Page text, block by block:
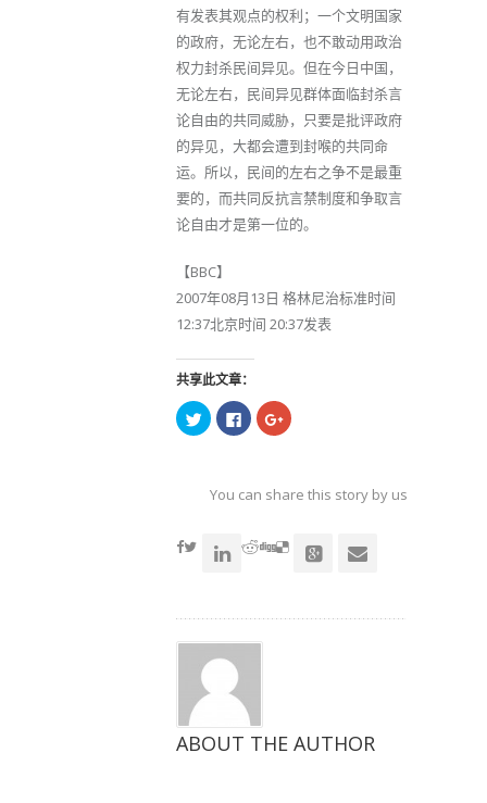
有发表其观点的权利；一个文明国家
的政府，无论左右，也不敢动用政治
权力封杀民间异见。但在今日中国，
无论左右，民间异见群体面临封杀言
论自由的共同威胁，只要是批评政府
的异见，大都会遭到封喉的共同命
运。所以，民间的左右之争不是最重
要的，而共同反抗言禁制度和争取言
论自由才是第一位的。
【BBC】
2007年08月13日 格林尼治标准时间
12:37北京时间 20:37发表
共享此文章：
点
击
共
享
窗
口
点
击
共
享
窗
口
点
击
共
享
窗
口
You can share this story by using your
ABOUT THE AUTHOR